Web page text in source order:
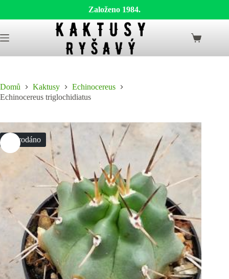
Založeno 1984.
to
content
Shopping
Domů Kaktusy
Echinocereus
Echinocereus triglochidiatus
Vyprodáno